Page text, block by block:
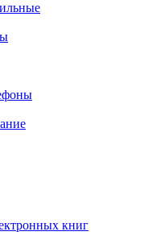
книг